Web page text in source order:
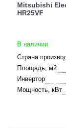
Mitsubishi
HR25VF
В наличии
Страна
Площадь, м2
Инвертор
Мощность, кВт